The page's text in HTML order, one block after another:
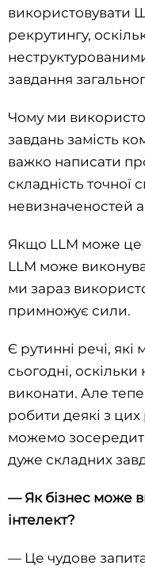
використовувати
рекрутингу,
завдання
Чому ми
завдань замість
важко написати
складність точної
невизначеностей
Якщо LLM може це
LLM може
ми зараз
примножує сили.
Є рутинні речі,
сьогодні,
виконати. Але
робити деякі з
можемо
дуже складних
— Як бізнес може
інтелект?
— Це чудове